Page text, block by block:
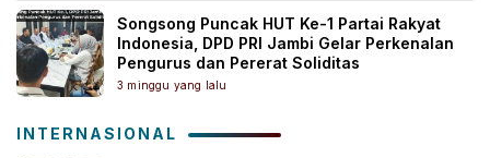
Songsong Puncak HUT Ke-1 Partai Rakyat
Indonesia, DPD PRI Jambi Gelar Perkenalan
Pengurus dan Pererat Soliditas
3 minggu yang lalu
INTERNASIONAL